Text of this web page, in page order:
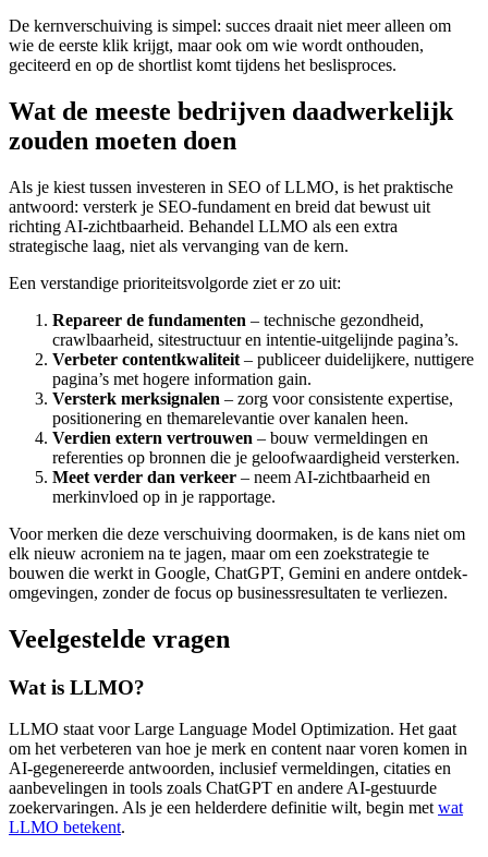
De kernverschuiving is simpel: succes draait niet meer alleen om
wie de eerste klik krijgt, maar ook om wie wordt onthouden,
geciteerd en op de shortlist komt tijdens het beslisproces.
Wat de meeste bedrijven daadwerkelijk
zouden moeten doen
Als je kiest tussen investeren in SEO of LLMO, is het praktische
antwoord: versterk je SEO-fundament en breid dat bewust uit
richting AI-zichtbaarheid. Behandel LLMO als een extra
strategische laag, niet als vervanging van de kern.
Een verstandige prioriteitsvolgorde ziet er zo uit:
Repareer de fundamenten – technische gezondheid,
crawlbaarheid, sitestructuur en intentie-uitgelijnde pagina’s.
Verbeter contentkwaliteit – publiceer duidelijkere, nuttigere
pagina’s met hogere information gain.
Versterk merksignalen – zorg voor consistente expertise,
positionering en themarelevantie over kanalen heen.
Verdien extern vertrouwen – bouw vermeldingen en
referenties op bronnen die je geloofwaardigheid versterken.
Meet verder dan verkeer – neem AI-zichtbaarheid en
merkinvloed op in je rapportage.
Voor merken die deze verschuiving doormaken, is de kans niet om
elk nieuw acroniem na te jagen, maar om een zoekstrategie te
bouwen die werkt in Google, ChatGPT, Gemini en andere ontdek-
omgevingen, zonder de focus op businessresultaten te verliezen.
Veelgestelde vragen
Wat is LLMO?
LLMO staat voor Large Language Model Optimization. Het gaat
om het verbeteren van hoe je merk en content naar voren komen in
AI-gegenereerde antwoorden, inclusief vermeldingen, citaties en
aanbevelingen in tools zoals ChatGPT en andere AI-gestuurde
zoekervaringen. Als je een helderdere definitie wilt, begin metwat
LLMO betekent.